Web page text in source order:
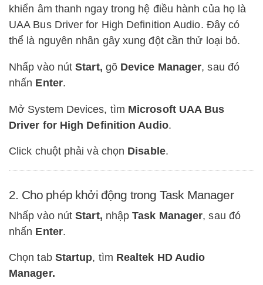
khiển âm thanh ngay trong hệ điều hành của họ là
UAA Bus Driver for High Definition Audio. Đây có
thể là nguyên nhân gây xung đột cần thử loại bỏ.
Nhấp vào nútStart, gõ Device Manager, sau đó
nhấn Enter.
Mở System Devices, tìm Microsoft UAA Bus
Driver for High Definition Audio.
Click chuột phải và chọn Disable.
2. Cho phép khởi động trong Task Manager
Nhấp vào nútStart, nhậpTask Manager, sau đó
nhấn Enter.
Chọn tab Startup, tìm Realtek HD Audio
Manager.